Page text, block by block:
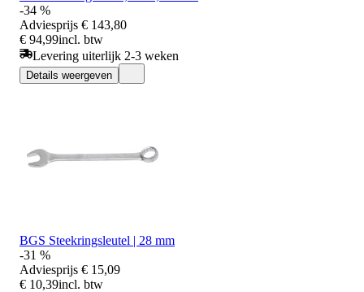
-34 %
Adviesprijs € 143,80
€ 94,99incl. btw
Levering uiterlijk 2-3 weken
Details weergeven
BGS Steekringsleutel | 28 mm
-31 %
Adviesprijs € 15,09
€ 10,39incl. btw